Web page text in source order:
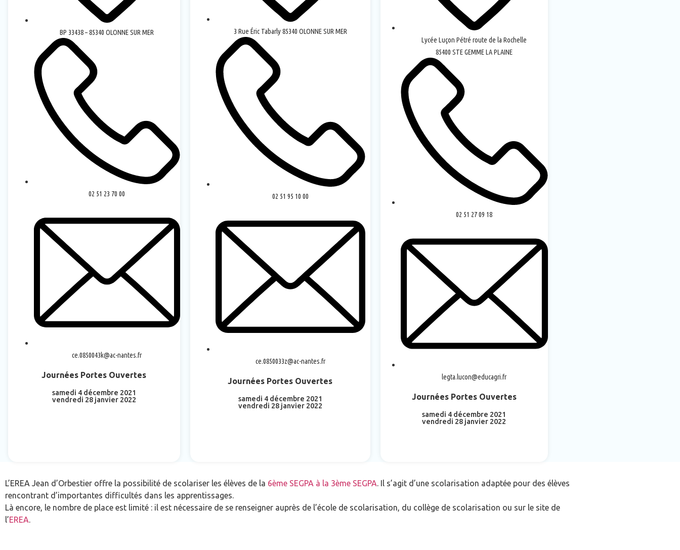
BP 33438 – 85340 OLONNE SUR MER
02 51 23 70 00
ce.0850043k@ac-nantes.fr
Journées Portes Ouvertes
samedi 4 décembre 2021
vendredi 28 janvier 2022
3 Rue Éric Tabarly 85340 OLONNE SUR MER
02 51 95 10 00
ce.0850033z@ac-nantes.fr
Journées Portes Ouvertes
samedi 4 décembre 2021
vendredi 28 janvier 2022
Lycée Luçon Pétré route de la Rochelle
85400 STE GEMME LA PLAINE
02 51 27 09 18
legta.lucon@educagri.fr
Journées Portes Ouvertes
samedi 4 décembre 2021
vendredi 28 janvier 2022
L’EREA Jean d’Orbestier offre la possibilité de scolariser les élèves de la 6ème SEGPA à la 3ème SEGPA. Il s’agit d’une scolarisation adaptée pour des élèves
rencontrant d’importantes difficultés dans les apprentissages.
Là encore, le nombre de place est limité : il est nécessaire de se renseigner auprès de l’école de scolarisation, du collège de scolarisation ou sur le site de
l’EREA.